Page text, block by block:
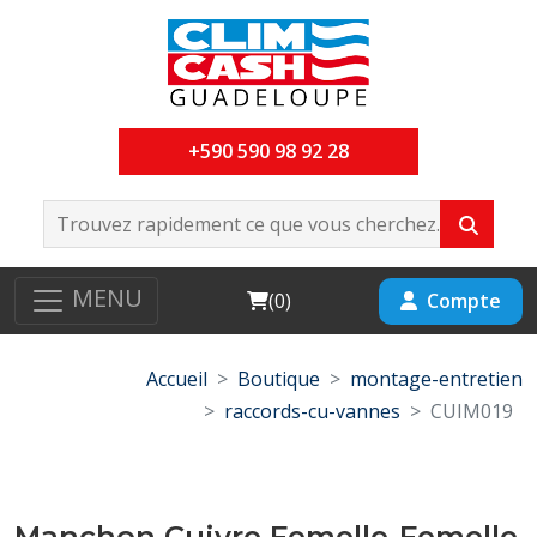
+590 590 98 92 28
MENU Cart
(0) Compte
Accueil Boutique
montage-entretien
raccords-cu-vannes
CUIM019